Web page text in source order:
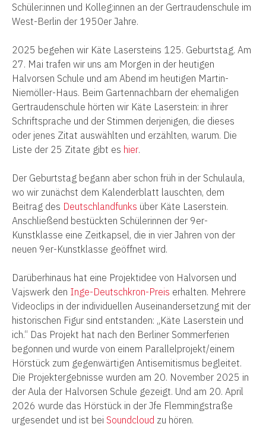
Schüler:innen und Kolleg:innen an der Gertraudenschule im
West-Berlin der 1950er Jahre.
2025 begehen wir Käte Lasersteins 125. Geburtstag. Am
27. Mai trafen wir uns am Morgen in der heutigen
Halvorsen Schule und am Abend im heutigen Martin-
Niemöller-Haus. Beim Gartennachbarn der ehemaligen
Gertraudenschule hörten wir Käte Laserstein: in ihrer
Schriftsprache und der Stimmen derjenigen, die dieses
oder jenes Zitat auswählten und erzählten, warum. Die
Liste der 25 Zitate gibt es hier.
Der Geburtstag begann aber schon früh in der Schulaula,
wo wir zunächst dem Kalenderblatt lauschten, dem
Beitrag des Deutschlandfunks über Käte Laserstein.
Anschließend bestückten Schülerinnen der 9er-
Kunstklasse eine Zeitkapsel, die in vier Jahren von der
neuen 9er-Kunstklasse geöffnet wird.
Darüberhinaus hat eine Projektidee von Halvorsen und
Vajswerk den Inge-Deutschkron-Preis erhalten. Mehrere
Videoclips in der individuellen Auseinandersetzung mit der
historischen Figur sind entstanden: „Käte Laserstein und
ich.“ Das Projekt hat nach den Berliner Sommerferien
begonnen und wurde von einem Parallelprojekt/einem
Hörstück zum gegenwärtigen Antisemitismus begleitet.
Die Projektergebnisse wurden am 20. November 2025 in
der Aula der Halvorsen Schule gezeigt. Und am 20. April
2026 wurde das Hörstück in der Jfe Flemmingstraße
urgesendet und ist bei Soundcloud zu hören.